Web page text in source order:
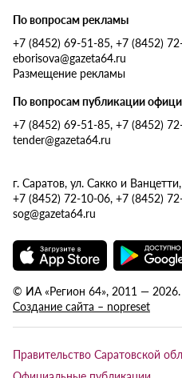
По вопросам рекламы
+7 (8452) 69-51-85, +7 (8452)
eborisova@gazeta64.ru
Размещение рекламы
По вопросам публикации
+7 (8452) 69-51-85, +7 (8452)
tender@gazeta64.ru
г. Саратов, ул. Сакко и
+7 (8452) 72-10-06, +7 (8452)
sog@gazeta64.ru
© ИА «Регион 64», 2011 —
Создание сайта – nopreset
Правительство Саратовской